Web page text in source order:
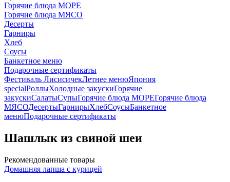
Горячие блюда МОРЕ
Горячие блюда МЯСО
Десерты
Гарниры
Хлеб
Соусы
Банкетное меню
Подарочные сертификаты
Фестиваль ЛисисичекЛетнее менюЯпония
specialРоллыХолодные закускиГорячие
закускиСалатыСупыГорячие блюда МОРЕГорячие блюда
МЯСОДесертыГарнирыХлебСоусыБанкетное
менюПодарочные сертификаты
Шашлык из свиной шеи
Рекомендованные товары
Домашняя лапша с курицей